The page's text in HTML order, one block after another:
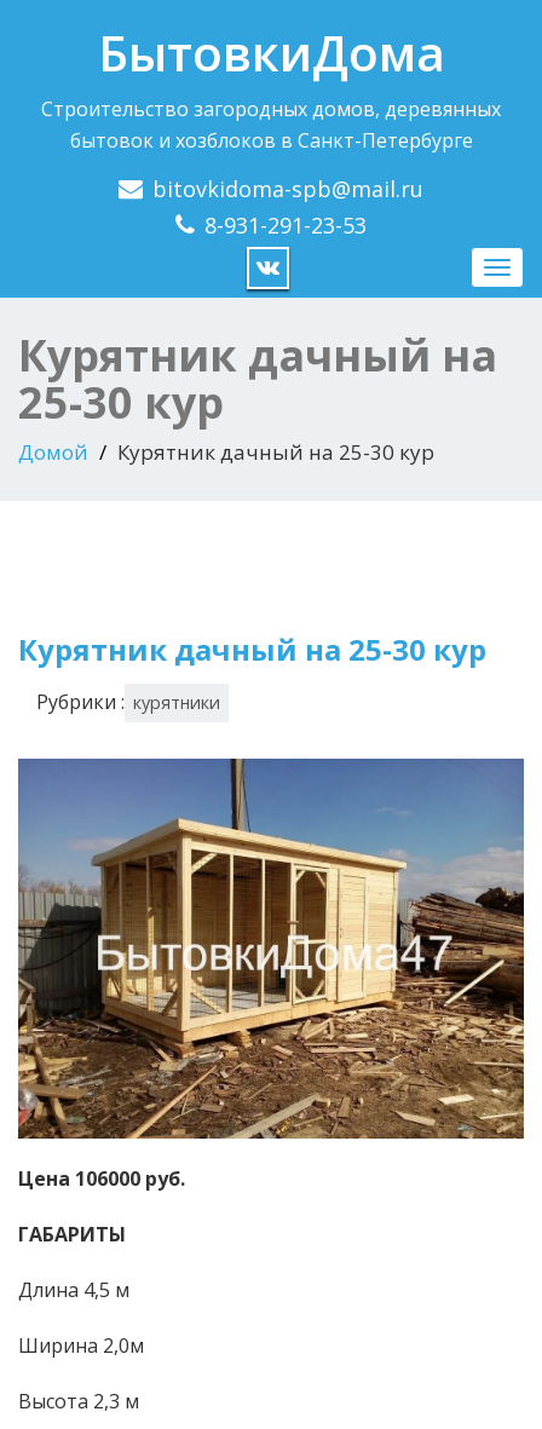
БытовкиДома
Строительство загородных домов, деревянных
бытовок и хозблоков в Санкт-Петербурге
bitovkidoma-spb@mail.ru
8-931-291-23-53
Курятник дачный на
25-30 кур
Домой Курятник дачный на 25-30 кур
Курятник дачный на 25-30 кур
Рубрики : курятники
Цена 106000 руб.
ГАБАРИТЫ
Длина 4,5 м
Ширина 2,0м
Высота 2,3 м